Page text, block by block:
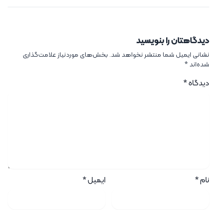
دیدگاهتان را بنویسید
نشانی ایمیل شما منتشر نخواهد شد. بخش‌های موردنیاز علامت‌گذاری
شده‌اند*
دیدگاه*
نام* ایمیل*